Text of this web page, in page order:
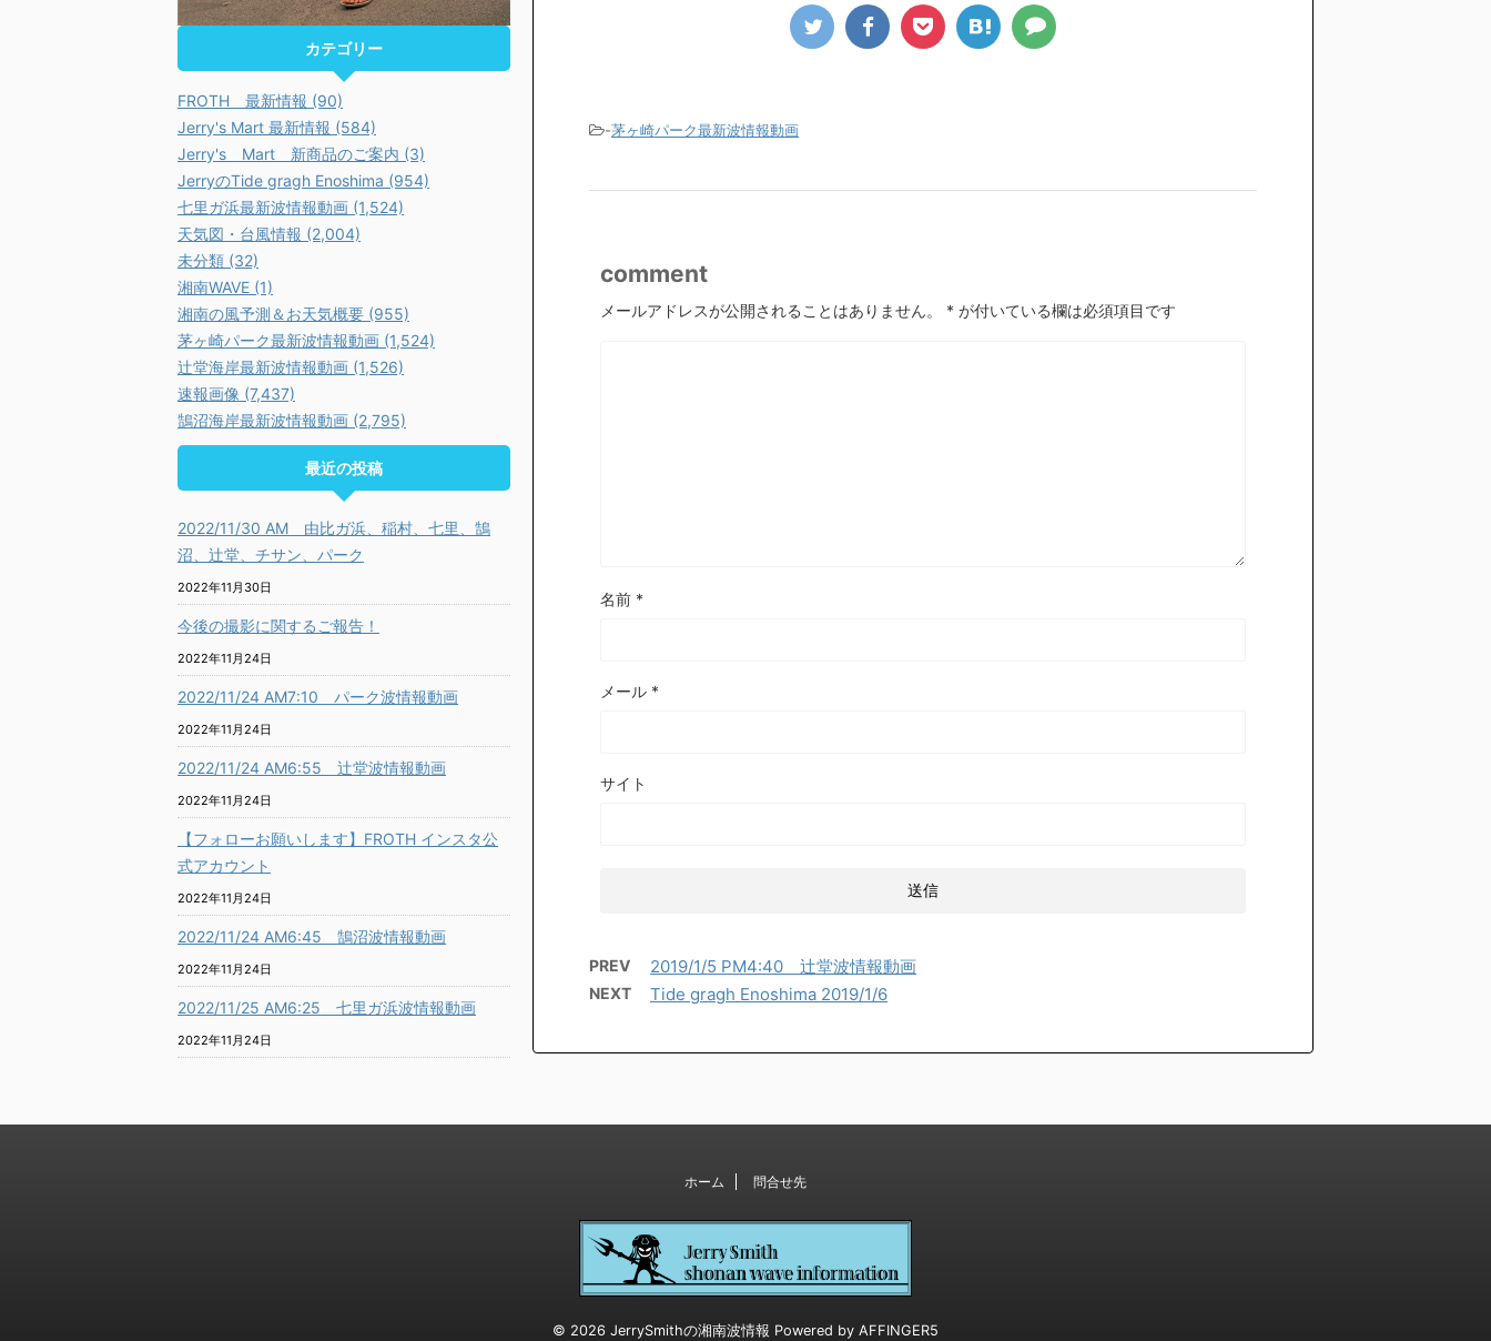
-茅ヶ崎パーク最新波情報動画
comment
メールアドレスが公開されることはありません。 * が付いている欄は必須項目です
名前 *
メール *
サイト
PREV 2019/1/5 PM4:40 辻堂波情報動画
NEXT Tide gragh Enoshima 2019/1/6
カテゴリー
FROTH 最新情報 (90)
Jerry's Mart 最新情報 (584)
Jerry's Mart 新商品のご案内 (3)
JerryのTide gragh Enoshima (954)
七里ガ浜最新波情報動画 (1,524)
天気図・台風情報 (2,004)
未分類 (32)
湘南WAVE (1)
湘南の風予測＆お天気概要 (955)
茅ヶ崎パーク最新波情報動画 (1,524)
辻堂海岸最新波情報動画 (1,526)
速報画像 (7,437)
鵠沼海岸最新波情報動画 (2,795)
最近の投稿
2022/11/30 AM 由比ガ浜、稲村、七里、鵠
沼、辻堂、チサン、パーク
2022年11月30日
今後の撮影に関するご報告！
2022年11月24日
2022/11/24 AM7:10 パーク波情報動画
2022年11月24日
2022/11/24 AM6:55 辻堂波情報動画
2022年11月24日
【フォローお願いします】FROTH インスタ公
式アカウント
2022年11月24日
2022/11/24 AM6:45 鵠沼波情報動画
2022年11月24日
2022/11/25 AM6:25 七里ガ浜波情報動画
2022年11月24日
ホーム 問合せ先
© 2026 JerrySmithの湘南波情報 Powered by AFFINGER5